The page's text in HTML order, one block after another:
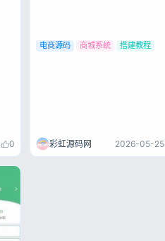
0
电商源码 商城系统 搭建教程
彩虹源码网 2026-05-25